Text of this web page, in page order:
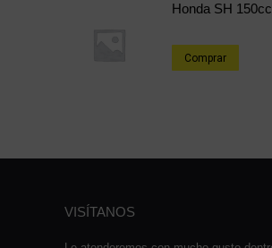
Honda SH
Comprar
VISÍTANOS